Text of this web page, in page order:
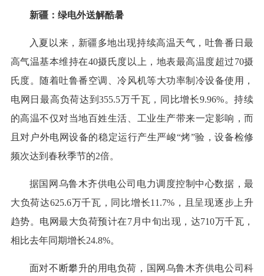
新疆：绿电外送解酷暑
入夏以来，新疆多地出现持续高温天气，吐鲁番日最
高气温基本维持在40摄氏度以上，地表最高温度超过70摄
氏度。随着吐鲁番空调、冷风机等大功率制冷设备使用，
电网日最高负荷达到355.5万千瓦，同比增长9.96%。持续
的高温不仅对当地百姓生活、工业生产带来一定影响，而
且对户外电网设备的稳定运行产生严峻“烤”验，设备检修
频次达到春秋季节的2倍。
据国网乌鲁木齐供电公司电力调度控制中心数据，最
大负荷达625.6万千瓦，同比增长11.7%，且呈现逐步上升
趋势。电网最大负荷预计在7月中旬出现，达710万千瓦，
相比去年同期增长24.8%。
面对不断攀升的用电负荷，国网乌鲁木齐供电公司科